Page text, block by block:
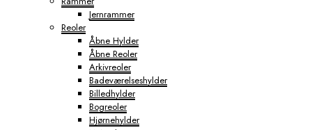
Jernrammer
Reoler
Åbne Hylder
Åbne Reoler
Arkivreoler
Badeværelseshylder
Billedhylder
Bogreoler
Hjørnehylder